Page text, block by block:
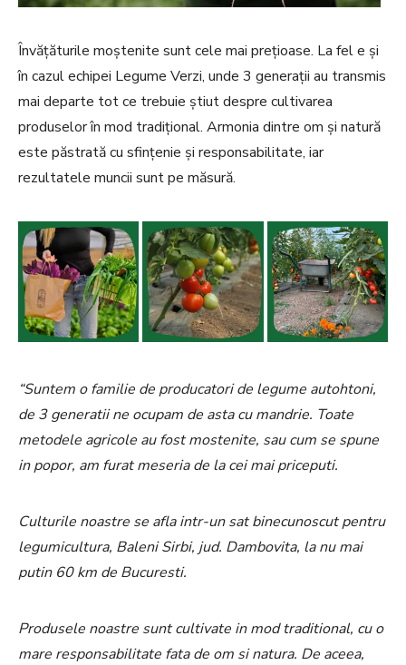
Învățăturile moștenite sunt cele mai prețioase. La fel e și
în cazul echipei Legume Verzi, unde 3 generații au transmis
mai departe tot ce trebuie știut despre cultivarea
produselor în mod tradițional. Armonia dintre om și natură
este păstrată cu sfințenie și responsabilitate, iar
rezultatele muncii sunt pe măsură.
“Suntem o familie de producatori de legume autohtoni,
de 3 generatii ne ocupam de asta cu mandrie. Toate
metodele agricole au fost mostenite, sau cum se spune
in popor, am furat meseria de la cei mai priceputi.
Culturile noastre se afla intr-un sat binecunoscut pentru
legumicultura, Baleni Sirbi, jud. Dambovita, la nu mai
putin 60 km de Bucuresti.
Produsele noastre sunt cultivate in mod traditional, cu o
mare responsabilitate fata de om si natura. De aceea,